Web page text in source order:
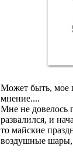
Может быть, мое
мнение....
Мне не довелось
развалился, и
то майские
воздушные шары,